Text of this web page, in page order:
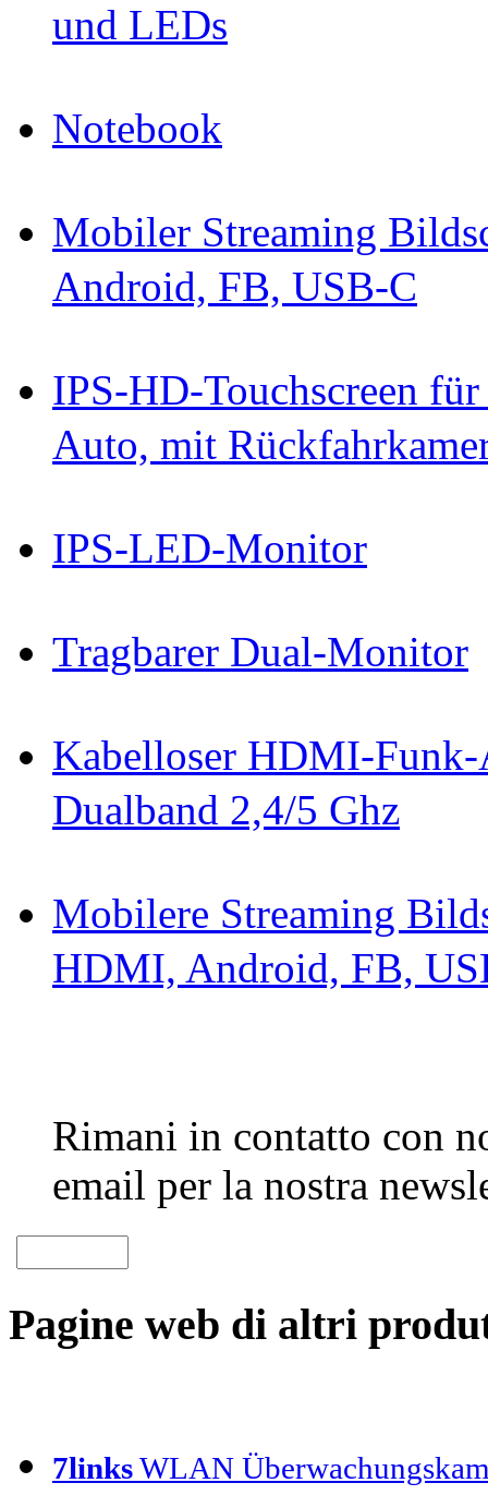
und LEDs
Notebook
Mobiler Streaming
Android, FB, USB-C
IPS-HD-Touchscreen
Auto, mit
IPS-LED-Monitor
Tragbarer Dual-Monitor
Kabelloser HDMI-
Dualband 2,4/5 Ghz
Mobilere Streaming
HDMI, Android, FB,
Rimani in contatto con
email per la nostra
Pagine web di altri
7linksWLAN